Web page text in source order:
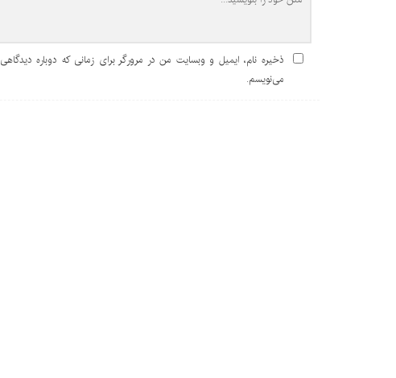
ذخیره نام، ایمیل و وبسایت من در مرورگر برای زمانی که دوباره دیدگاهی
می‌نویسم.